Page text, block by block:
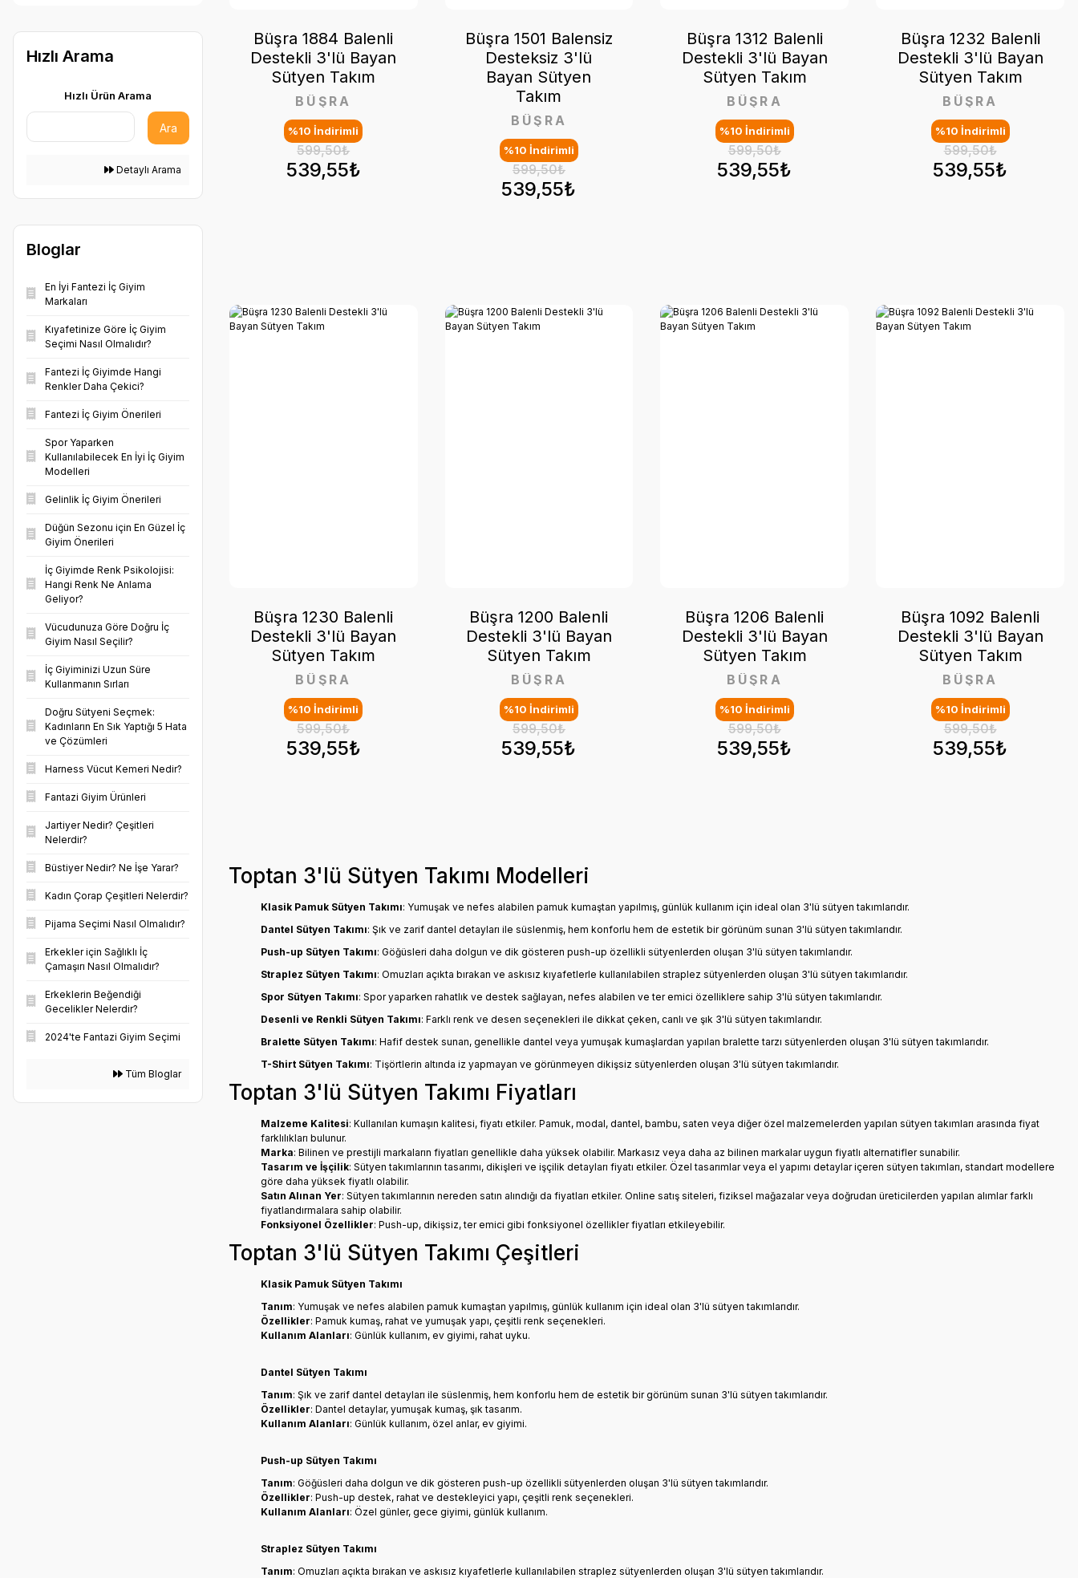
S (4)
L (3)
Hızlı Arama
Hızlı Ürün Arama
Ara
Detaylı Arama
Bloglar
En İyi Fantezi İç Giyim
Markaları
Kıyafetinize Göre İç Giyim
Seçimi Nasıl Olmalıdır?
Fantezi İç Giyimde Hangi
Renkler Daha Çekici?
Fantezi İç Giyim Önerileri
Spor Yaparken
Kullanılabilecek En İyi İç Giyim
Modelleri
Gelinlik İç Giyim Önerileri
Düğün Sezonu için En Güzel İç
Giyim Önerileri
İç Giyimde Renk Psikolojisi:
Hangi Renk Ne Anlama
Geliyor?
Vücudunuza Göre Doğru İç
Giyim Nasıl Seçilir?
İç Giyiminizi Uzun Süre
Kullanmanın Sırları
Doğru Sütyeni Seçmek:
Kadınların En Sık Yaptığı 5 Hata
ve Çözümleri
Harness Vücut Kemeri Nedir?
Fantazi Giyim Ürünleri
Jartiyer Nedir? Çeşitleri
Nelerdir?
Büstiyer Nedir? Ne İşe Yarar?
Kadın Çorap Çeşitleri Nelerdir?
Pijama Seçimi Nasıl Olmalıdır?
Erkekler için Sağlıklı İç
Çamaşırı Nasıl Olmalıdır?
Erkeklerin Beğendiği
Gecelikler Nelerdir?
2024'te Fantazi Giyim Seçimi
Tüm Bloglar
539,55₺
599,50₺
%10 İndirimli
BÜŞRA
Büşra 1884 Balenli
Destekli 3'lü Bayan
Sütyen Takım
539,55₺
599,50₺
%10 İndirimli
BÜŞRA
Büşra 1501 Balensiz
Desteksiz 3'lü
Bayan Sütyen
Takım
539,55₺
599,50₺
%10 İndirimli
BÜŞRA
Büşra 1312 Balenli
Destekli 3'lü Bayan
Sütyen Takım
539,55₺
599,50₺
%10 İndirimli
BÜŞRA
Büşra 1232 Balenli
Destekli 3'lü Bayan
Sütyen Takım
539,55₺
599,50₺
%10 İndirimli
BÜŞRA
Büşra 1230 Balenli
Destekli 3'lü Bayan
Sütyen Takım
539,55₺
599,50₺
%10 İndirimli
BÜŞRA
Büşra 1200 Balenli
Destekli 3'lü Bayan
Sütyen Takım
539,55₺
599,50₺
%10 İndirimli
BÜŞRA
Büşra 1206 Balenli
Destekli 3'lü Bayan
Sütyen Takım
539,55₺
599,50₺
%10 İndirimli
BÜŞRA
Büşra 1092 Balenli
Destekli 3'lü Bayan
Sütyen Takım
Toptan 3'lü Sütyen Takımı Modelleri
Klasik Pamuk Sütyen Takımı: Yumuşak ve nefes alabilen pamuk kumaştan yapılmış, günlük kullanım için ideal olan 3'lü sütyen takımlarıdır.
Dantel Sütyen Takımı: Şık ve zarif dantel detayları ile süslenmiş, hem konforlu hem de estetik bir görünüm sunan 3'lü sütyen takımlarıdır.
Push-up Sütyen Takımı: Göğüsleri daha dolgun ve dik gösteren push-up özellikli sütyenlerden oluşan 3'lü sütyen takımlarıdır.
Straplez Sütyen Takımı: Omuzları açıkta bırakan ve askısız kıyafetlerle kullanılabilen straplez sütyenlerden oluşan 3'lü sütyen takımlarıdır.
Spor Sütyen Takımı: Spor yaparken rahatlık ve destek sağlayan, nefes alabilen ve ter emici özelliklere sahip 3'lü sütyen takımlarıdır.
Desenli ve Renkli Sütyen Takımı: Farklı renk ve desen seçenekleri ile dikkat çeken, canlı ve şık 3'lü sütyen takımlarıdır.
Bralette Sütyen Takımı: Hafif destek sunan, genellikle dantel veya yumuşak kumaşlardan yapılan bralette tarzı sütyenlerden oluşan 3'lü sütyen takımlarıdır.
T-Shirt Sütyen Takımı: Tişörtlerin altında iz yapmayan ve görünmeyen dikişsiz sütyenlerden oluşan 3'lü sütyen takımlarıdır.
Toptan 3'lü Sütyen Takımı Fiyatları
Malzeme Kalitesi: Kullanılan kumaşın kalitesi, fiyatı etkiler. Pamuk, modal, dantel, bambu, saten veya diğer özel malzemelerden yapılan sütyen takımları arasında fiyat
farklılıkları bulunur.
Marka: Bilinen ve prestijli markaların fiyatları genellikle daha yüksek olabilir. Markasız veya daha az bilinen markalar uygun fiyatlı alternatifler sunabilir.
Tasarım ve İşçilik: Sütyen takımlarının tasarımı, dikişleri ve işçilik detayları fiyatı etkiler. Özel tasarımlar veya el yapımı detaylar içeren sütyen takımları, standart modellere
göre daha yüksek fiyatlı olabilir.
Satın Alınan Yer: Sütyen takımlarının nereden satın alındığı da fiyatları etkiler. Online satış siteleri, fiziksel mağazalar veya doğrudan üreticilerden yapılan alımlar farklı
fiyatlandırmalara sahip olabilir.
Fonksiyonel Özellikler: Push-up, dikişsiz, ter emici gibi fonksiyonel özellikler fiyatları etkileyebilir.
Toptan 3'lü Sütyen Takımı Çeşitleri
Klasik Pamuk Sütyen Takımı
Tanım: Yumuşak ve nefes alabilen pamuk kumaştan yapılmış, günlük kullanım için ideal olan 3'lü sütyen takımlarıdır.
Özellikler: Pamuk kumaş, rahat ve yumuşak yapı, çeşitli renk seçenekleri.
Kullanım Alanları: Günlük kullanım, ev giyimi, rahat uyku.
Dantel Sütyen Takımı
Tanım: Şık ve zarif dantel detayları ile süslenmiş, hem konforlu hem de estetik bir görünüm sunan 3'lü sütyen takımlarıdır.
Özellikler: Dantel detaylar, yumuşak kumaş, şık tasarım.
Kullanım Alanları: Günlük kullanım, özel anlar, ev giyimi.
Push-up Sütyen Takımı
Tanım: Göğüsleri daha dolgun ve dik gösteren push-up özellikli sütyenlerden oluşan 3'lü sütyen takımlarıdır.
Özellikler: Push-up destek, rahat ve destekleyici yapı, çeşitli renk seçenekleri.
Kullanım Alanları: Özel günler, gece giyimi, günlük kullanım.
Straplez Sütyen Takımı
Tanım: Omuzları açıkta bırakan ve askısız kıyafetlerle kullanılabilen straplez sütyenlerden oluşan 3'lü sütyen takımlarıdır.